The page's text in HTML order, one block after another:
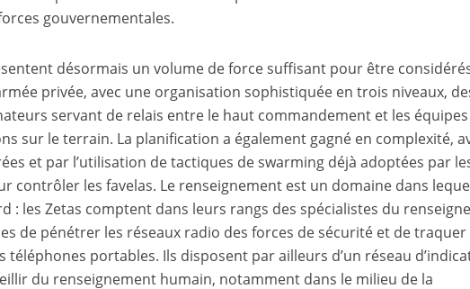
gouvernementales.
désormais un volume de force suffisant pour être
privée, avec une organisation sophistiquée en trois niveaux,
servant de relais entre le haut commandement et les
sur le terrain. La planification a également gagné en complexité,
et par l’utilisation de tactiques de swarming déjà adoptées par
contrôler les favelas. Le renseignement est un domaine dans
: les Zetas comptent dans leurs rangs des spécialistes du
de pénétrer les réseaux radio des forces de sécurité et de traquer
téléphones portables. Ils disposent par ailleurs d’un réseau
du renseignement humain, notamment dans le milieu de la